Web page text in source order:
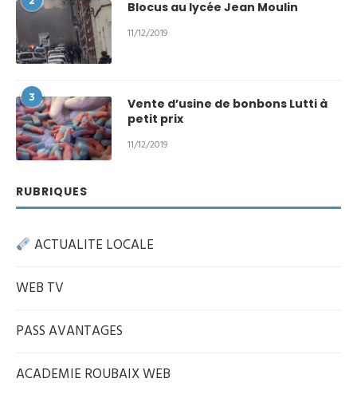
Blocus au lycée Jean Moulin
11/12/2019
3
Vente d’usine de bonbons Lutti à
petit prix
11/12/2019
RUBRIQUES
ACTUALITE LOCALE
WEB TV
PASS AVANTAGES
ACADEMIE ROUBAIX WEB